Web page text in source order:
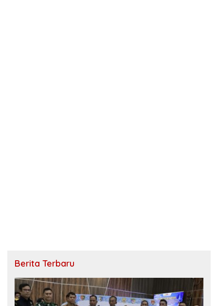
Berita Terbaru